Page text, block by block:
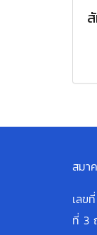
สมา
เลข
ที่ 3